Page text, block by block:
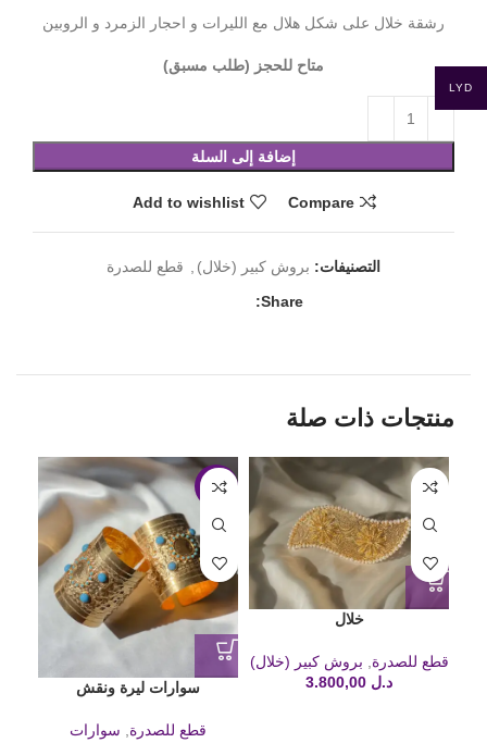
رشقة خلال على شكل هلال مع الليرات و احجار الزمرد و الروبين
متاح للحجز (طلب مسبق)
إضافة إلى السلة
Compare
Add to wishlist
التصنيفات: بروش كبير (خلال) , قطع للصدرة
Share:
منتجات ذات صلة
خلال
قطع للصدرة
بروش كبير (خلال)
د.ل
-18%
سوارات ليرة ونقش
قطع للصدرة
سوارات
LYD